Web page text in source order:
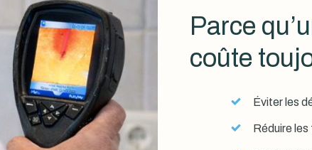
Parce
coûte
Éviter les
Réduire